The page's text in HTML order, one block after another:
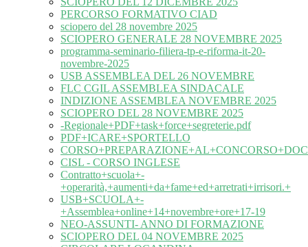
PERCORSO FORMATIVO CIAD
sciopero del 28 novembre 2025
SCIOPERO GENERALE 28 NOVEMBRE 2025
programma-seminario-filiera-tp-e-riforma-it-20-
novembre-2025
USB ASSEMBLEA DEL 26 NOVEMBRE
FLC CGIL ASSEMBLEA SINDACALE
INDIZIONE ASSEMBLEA NOVEMBRE 2025
SCIOPERO DEL 28 NOVEMBRE 2025
-Regionale+PDF+task+force+segreterie.pdf
PDF+ICARE+SPORTELLO
CISL - CORSO INGLESE
Contratto+scuola+-
+operarità,+aumenti+da+fame+ed+arretrati+irrisori.+
USB+SCUOLA+-
+Assemblea+online+14+novembre+ore+17-19
NEO-ASSUNTI- ANNO DI FORMAZIONE
SCIOPERO DEL 04 NOVEMBRE 2025